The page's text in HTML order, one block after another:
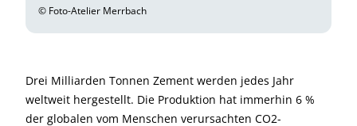
© Foto-Atelier Merrbach
Drei Milliarden Tonnen Zement werden jedes Jahr
weltweit hergestellt. Die Produktion hat immerhin 6 %
der globalen vom Menschen verursachten CO2-